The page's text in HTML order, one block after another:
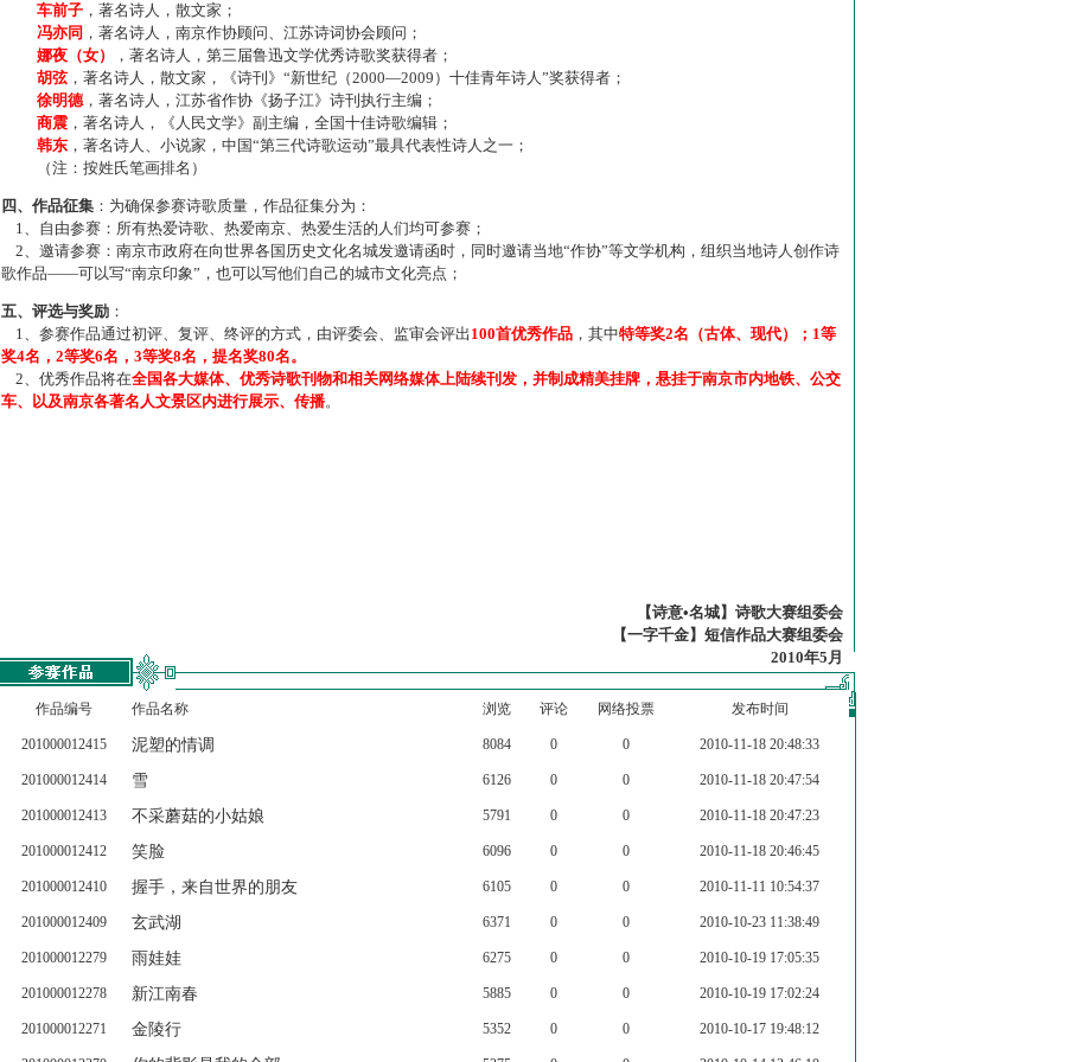
车前子 ，著名诗人，散文家；
冯亦同 ，著名诗人，南京作协顾问、江苏诗词协会顾问；
娜夜（女）
，著名诗人，第三届鲁迅文学优秀诗歌奖获得者；
胡弦，著名诗人，散文家，《诗刊》“新世纪（2000—2009）十佳青年诗人”奖获得者；
徐明德，著名诗人，江苏省作协《扬子江》诗刊执行主编；
商震 ，著名诗人，《人民文学》副主编，全国十佳诗歌编辑；
韩东 ，著名诗人、小说家，中国“第三代诗歌运动”最具代表性诗人之一；
（注：按姓氏笔画排名）
四、作品征集 ：为确保参赛诗歌质量，作品征集分为：
1、自由参赛：所有热爱诗歌、热爱南京、热爱生活的人们均可参赛；
2、邀请参赛：南京市政府在向世界各国历史文化名城发邀请函时，同时邀请当地“作协”等文学机构，组织当地诗人创作诗
歌作品——可以写“南京印象”，也可以写他们自己的城市文化亮点；
五、评选与奖励 ：
1、参赛作品通过初评、复评、终评的方式，由评委会、监审会评出 100首优秀作品 ，其中特等奖2名（古体、现代）；1等
奖4名，2等奖6名，3等奖8名，提名奖80名。
2、优秀作品将在全国各大媒体、优秀诗歌刊物和相关网络媒体上陆续刊发，并制成精美挂牌，悬挂于南京市内地铁、公交
车、以及南京各著名人文景区内进行展示、传播。
【诗意•名城】诗歌大赛组委会
【一字千金】短信作品大赛组委会
2010年5月
作品编号 作品名称 浏览 评论 网络投票 发布时间
201000012415 泥塑的情调 8084 0 0 2010-11-18 20:48:33
201000012414 雪 6126 0 0 2010-11-18 20:47:54
201000012413 不采蘑菇的小姑娘 5791 0 0 2010-11-18 20:47:23
201000012412 笑脸 6096 0 0 2010-11-18 20:46:45
201000012410 握手，来自世界的朋友 6105 0 0 2010-11-11 10:54:37
201000012409 玄武湖 6371 0 0 2010-10-23 11:38:49
201000012279 雨娃娃 6275 0 0 2010-10-19 17:05:35
201000012278 新江南春 5885 0 0 2010-10-19 17:02:24
201000012271 金陵行 5352 0 0 2010-10-17 19:48:12